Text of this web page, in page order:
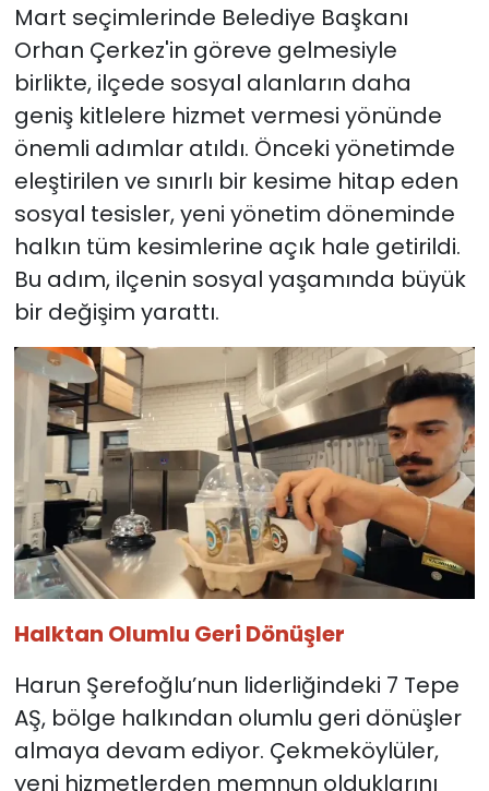
Mart seçimlerinde Belediye Başkanı
Orhan Çerkez'in göreve gelmesiyle
birlikte, ilçede sosyal alanların daha
geniş kitlelere hizmet vermesi yönünde
önemli adımlar atıldı. Önceki yönetimde
eleştirilen ve sınırlı bir kesime hitap eden
sosyal tesisler, yeni yönetim döneminde
halkın tüm kesimlerine açık hale getirildi.
Bu adım, ilçenin sosyal yaşamında büyük
bir değişim yarattı.
Halktan Olumlu Geri Dönüşler
Harun Şerefoğlu’nun liderliğindeki 7 Tepe
AŞ, bölge halkından olumlu geri dönüşler
almaya devam ediyor. Çekmeköylüler,
yeni hizmetlerden memnun olduklarını